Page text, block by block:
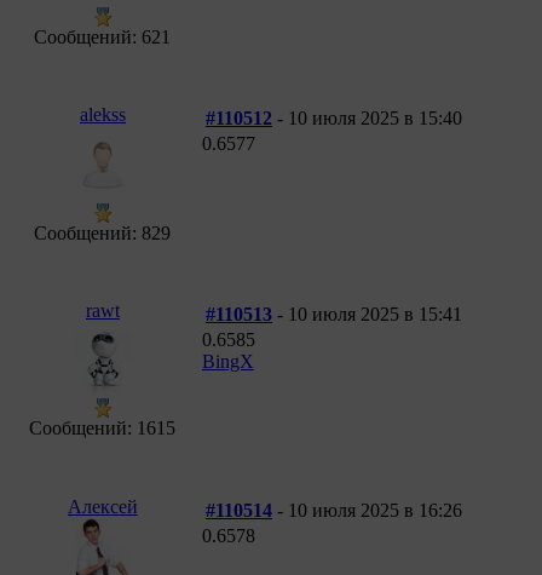
Сообщений: 621
alekss
Сообщений: 829
#110512 - 10 июля 2025 в 15:40
0.6577
rawt
Сообщений: 1615
#110513 - 10 июля 2025 в 15:41
0.6585
BingX
Алексей #110514 - 10 июля 2025 в 16:26
0.6578